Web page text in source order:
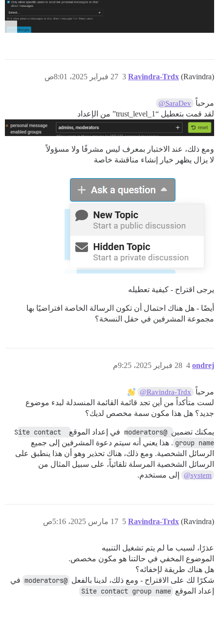
Ravindra-Trdx (Ravindra) 27 فبراير 2025، 8:01ص 3
مرحباً @SaraDev
لقد قمت بتعطيل “trust_level_1” من الإعداد
ومع ذلك، عند الاختبار بمعرف ليس مشرفًا ولا مسؤولاً
لا يزال يظهر خيار إنشاء مناقشة خاصة
يرجى اقتراح - كيفية تعطيله
أيضًا - هل هناك احتمال أن تكون الرسالة الخاصة افتراضيًا بها
مجموعة المشرفين في حقل النسخة؟
ondrej 28 فبراير 2025، 9:25م 4
مرحباً @Ravindra-Trdx
لست متأكداً من أين تجد قائمة القائمة المنسدلة لبدء موضوع
جديد؟ هل هذا مكون سمة مخصص لديك؟
يمكنك تضمين @moderators في إعداد الموقع
Site contact
group name . هذا يعني أنه سيتم دعوة المشرفين إلى جميع
الرسائل الشخصية. ومع ذلك، هناك تحذير وهو أن هذا ينطبق على
الرسائل الشخصية المرسلة تلقائياً، على سبيل المثال من
@system إلى مستخدم.
Ravindra-Trdx (Ravindra) 17 مارس 2025، 5:16ص 5
عذرًا، لسبب ما لم يتم تشغيل التنبيه
الموضوع المخفي في حالتنا هو مكون مخصص.
هل هناك طريقة لإخفائه؟
شكرًا لك على الاقتراح - ومع ذلك، لدينا بالفعل @moderators
في
إعداد الموقع Site contact group name